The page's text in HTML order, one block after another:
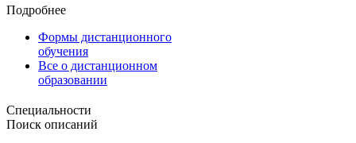
Подробнее
Формы дистанционного
обучения
Все о дистанционном
образовании
Специальности
Поиск описаний